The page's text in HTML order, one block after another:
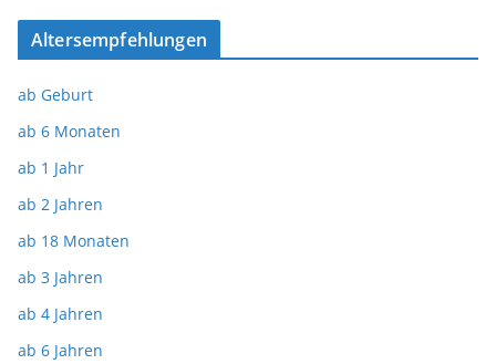
Altersempfehlungen
ab Geburt
ab 6 Monaten
ab 1 Jahr
ab 2 Jahren
ab 18 Monaten
ab 3 Jahren
ab 4 Jahren
ab 6 Jahren